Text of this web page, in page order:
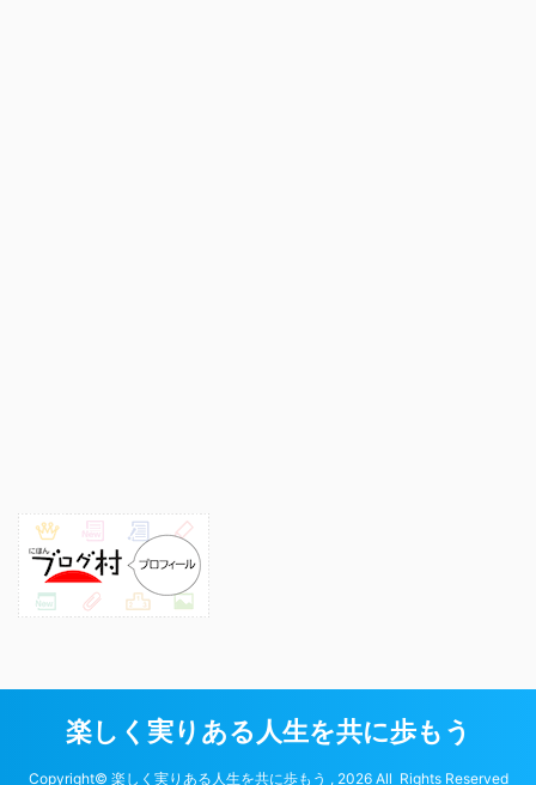
楽しく実りある人生を共に歩もう
Copyright© 楽しく実りある人生を共に歩もう , 2026 All Rights Reserved